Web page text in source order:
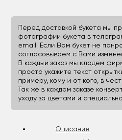
Перед доставкой букета мы
фотографии букета в
email. Если Вам букет не
согласовываем с Вами
В каждый заказ мы кладём
просто укажите текст
примеру, кому и от кого, в
Так же в каждом заказе
уходу за цветами и
Описание